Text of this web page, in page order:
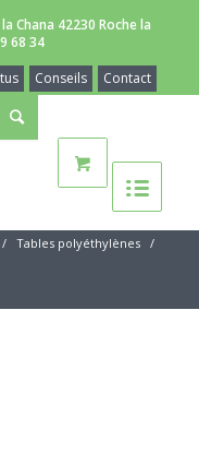
Chana 42230 Roche la
68 34
Contact
Conseils
/ Tables polyéthylènes /